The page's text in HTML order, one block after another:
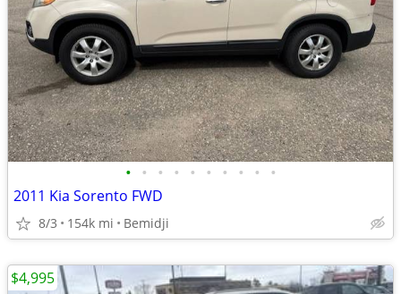
• • • • • • • • • •
2011 Kia Sorento FWD
8/3 154k mi Bemidji
$4,995